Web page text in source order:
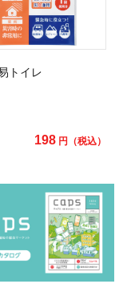
トイレ
198 円（税込）